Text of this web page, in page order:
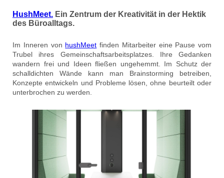
HushMeet. Ein Zentrum der Kreativität in der Hektik
des Büroalltags.
Im Inneren von hushMeet finden Mitarbeiter eine Pause vom
Trubel ihres Gemeinschaftsarbeitsplatzes. Ihre Gedanken
wandern frei und Ideen fließen ungehemmt. Im Schutz der
schalldichten Wände kann man Brainstorming betreiben,
Konzepte entwickeln und Probleme lösen, ohne beurteilt oder
unterbrochen zu werden.